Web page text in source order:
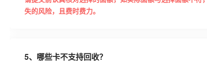
失的风险，且费时费力。
5、 哪些卡不支持回收？